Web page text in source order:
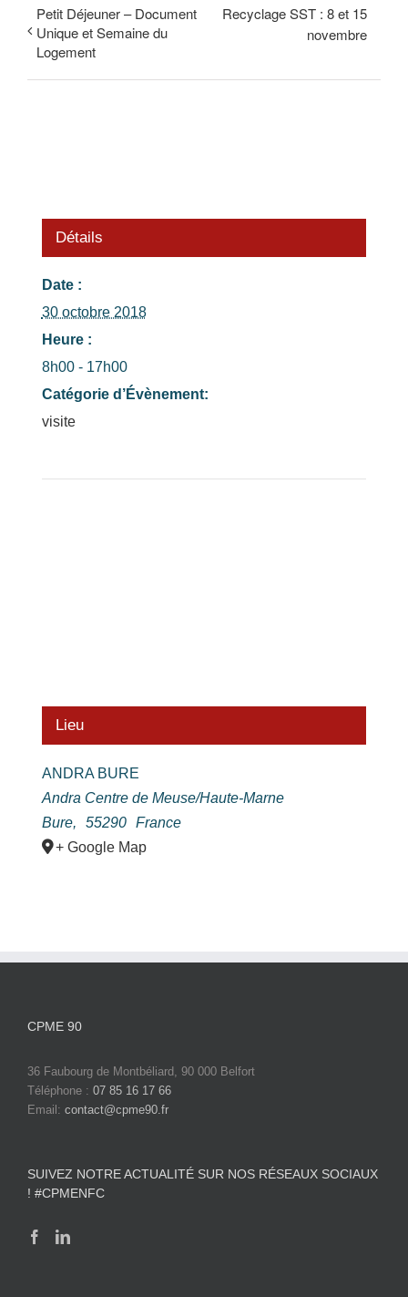
Petit Déjeuner – Document
Unique et Semaine du
Logement
Recyclage SST : 8 et 15
novembre
Détails
Date :
30 octobre 2018
Heure :
8h00 - 17h00
Catégorie d’Évènement:
visite
Lieu
ANDRA BURE
Andra Centre de Meuse/Haute-Marne
Bure, 55290
France
+ Google Map
CPME 90
36 Faubourg de Montbéliard, 90 000 Belfort
Téléphone : 07 85 16 17 66
Email: contact@cpme90.fr
SUIVEZ NOTRE ACTUALITÉ SUR NOS RÉSEAUX SOCIAUX
! #CPMENFC